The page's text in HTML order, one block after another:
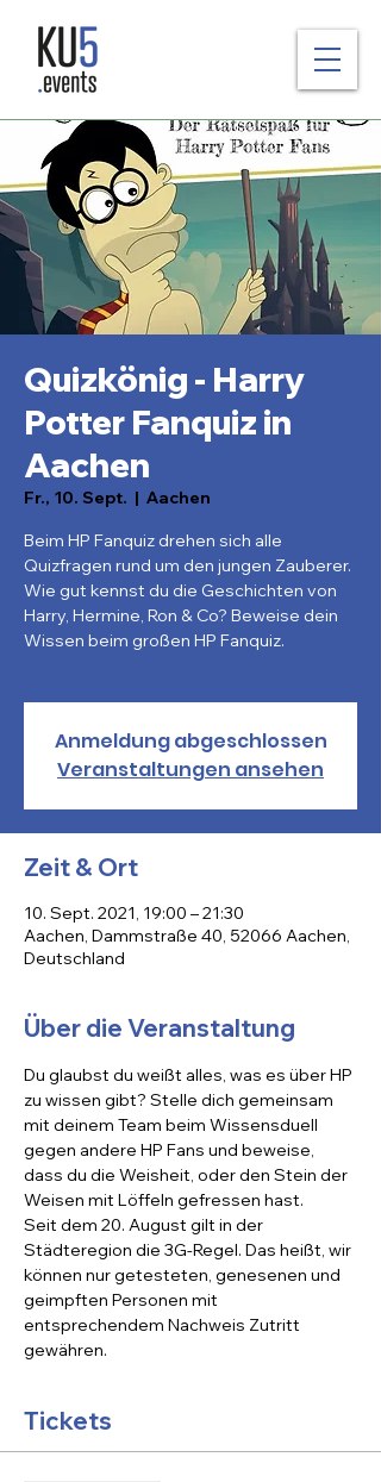
Quizkönig - Harry
Potter Fanquiz in
Aachen
Fr., 10. Sept.
  |
Aachen
Beim HP Fanquiz drehen sich alle
Quizfragen rund um den jungen Zauberer.
Wie gut kennst du die Geschichten von
Harry, Hermine, Ron & Co? Beweise dein
Wissen beim großen HP Fanquiz.
Anmeldung abgeschlossen
Veranstaltungen ansehen
Zeit & Ort
10. Sept. 2021, 19:00 – 21:30
Aachen, Dammstraße 40, 52066 Aachen,
Deutschland
Über die Veranstaltung
Du glaubst du weißt alles, was es über HP
zu wissen gibt? Stelle dich gemeinsam
mit deinem Team beim Wissensduell
gegen andere HP Fans und beweise,
dass du die Weisheit, oder den Stein der
Weisen mit Löffeln gefressen hast.
Seit dem 20. August gilt in der
Städteregion die 3G-Regel. Das heißt, wir
können nur getesteten, genesenen und
geimpften Personen mit
entsprechendem Nachweis Zutritt
gewähren.
Tickets